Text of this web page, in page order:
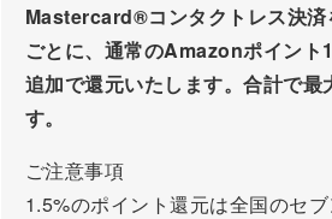
Mastercard®コンタクトレス決
ごとに、通常のAmazonポイン
追加で還元いたします。合計で
す。
ご注意事項
1.5%のポイント還元は全国のセ